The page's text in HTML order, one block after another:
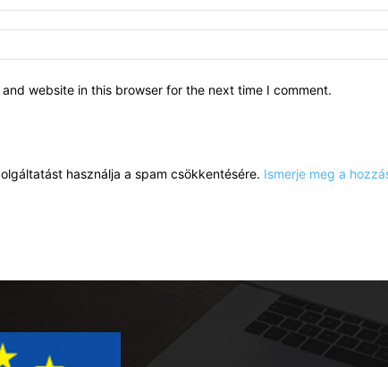
and website in this browser for the next time I comment.
használja a spam csökkentésére. Ismerje meg a